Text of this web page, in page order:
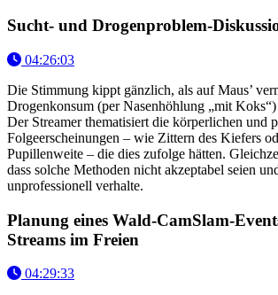
Sucht- und Drogenproblem-
04:26:03
Die Stimmung kippt gänzlich, als auf Maus’
Drogenkonsum (per Nasenhöhlung „mit
Der Streamer thematisiert die körperlichen und
Folgeerscheinungen – wie Zittern des Kiefers
Pupillenweite – die dies zufolge hätten.
dass solche Methoden nicht akzeptabel seien
unprofessionell verhalte.
Planung eines Wald-CamSlam-
Streams im Freien
04:29:33